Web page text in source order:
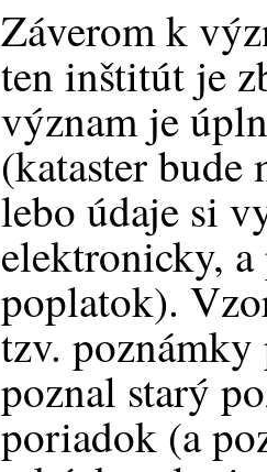
Záverom k
ten inštitút je
význam je
(kataster bude
lebo údaje si
elektronicky,
poplatok).
tzv.
poznal starý
poriadok (a